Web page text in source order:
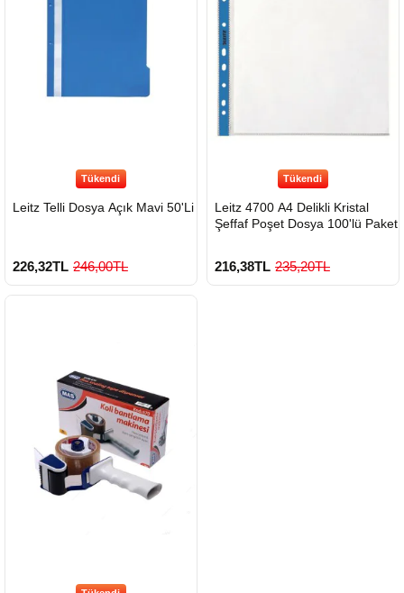
Tükendi
Leitz Telli Dosya Açık Mavi 50'Li
226,32TL 246,00TL
Tükendi
Leitz 4700 A4 Delikli Kristal
Şeffaf Poşet Dosya 100'lü Paket
216,38TL 235,20TL